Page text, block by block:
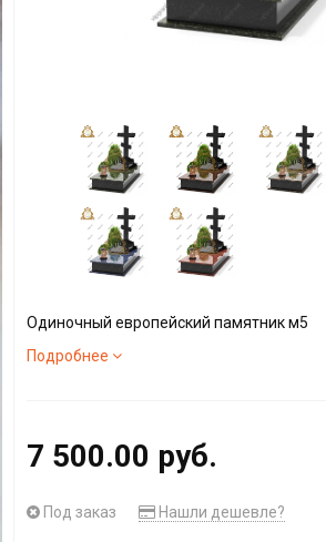
Одиночный европейский памятник м5
Подробнее
7 500.00 руб.
Под заказ Нашли дешевле?